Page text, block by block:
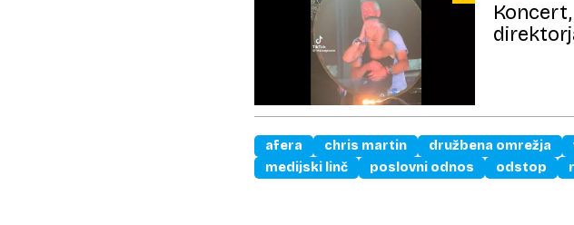
afera chris martin družbena omrežja
medijski linč
poslovni odnos odstop